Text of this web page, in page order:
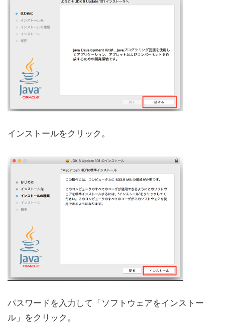
インストールをクリック。
パスワードを入力して「ソフトウェアをインストー
ル」をクリック。